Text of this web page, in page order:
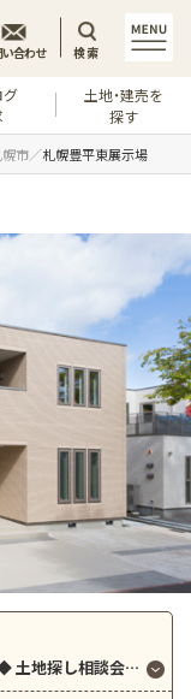
グ
土地・建売を
探す
い合わせ 検索
幌市 札幌豊平東展示場
土地探し相談会 開催！